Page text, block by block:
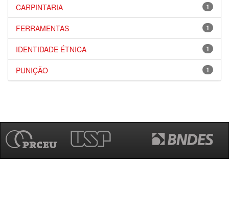
1
CARPINTARIA
1
FERRAMENTAS
1
IDENTIDADE ÉTNICA
1
PUNIÇÃO